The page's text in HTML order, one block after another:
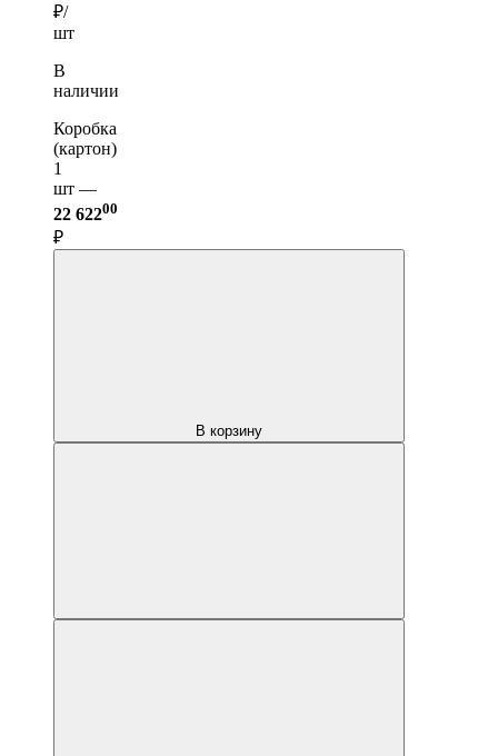
₽/
шт
В
наличии
Коробка
(картон)
1
шт —
22 62200
₽
В корзину